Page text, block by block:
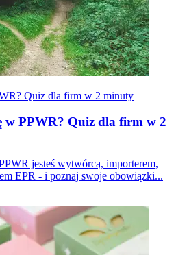
Quiz dla firm w 2 minuty
w PPWR? Quiz dla firm w 2
jesteś wytwórcą, importerem,
EPR - i poznaj swoje obowiązki...